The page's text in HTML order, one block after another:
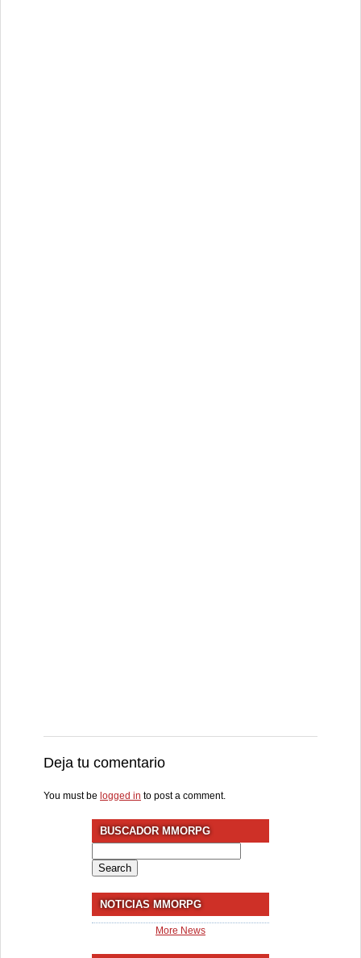
Deja tu comentario
You must be logged in to post a comment.
BUSCADOR MMORPG
for:
NOTICIAS MMORPG
More News